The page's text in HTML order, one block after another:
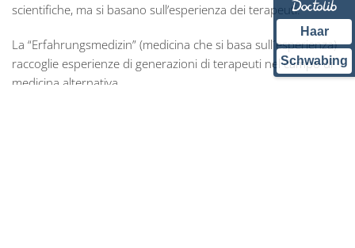
scientifiche, ma si basano sull’esperienza dei terapeuti.
La “Erfahrungsmedizin” (medicina che si basa sull´esperienza)
raccoglie esperienze di generazioni di terapeuti nel campo di
medicina alternativa.
Haar
Schwabing